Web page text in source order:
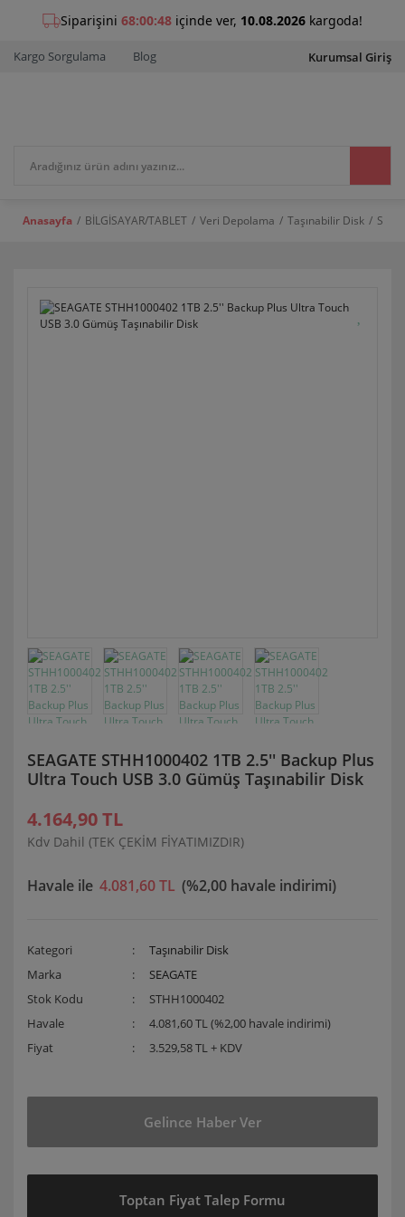
Kargo Sorgulama Blog Kurumsal Giriş
Anasayfa BİLGİSAYAR/TABLET Veri Depolama Taşınabilir Disk
SEAGATE STHH1000402 1TB 2.5'' Backup Plus
Ultra Touch USB 3.0 Gümüş Taşınabilir Disk
4.164,90 TL
Kdv Dahil (TEK ÇEKİM FİYATIMIZDIR)
Havale ile 4.081,60 TL (%2,00 havale indirimi)
Kategori
Taşınabilir Disk
Marka
SEAGATE
Stok Kodu
STHH1000402
Havale
4.081,60 TL (%2,00 havale indirimi)
Fiyat
3.529,58 TL + KDV
Gelince Haber Ver
Toptan Fiyat Talep Formu